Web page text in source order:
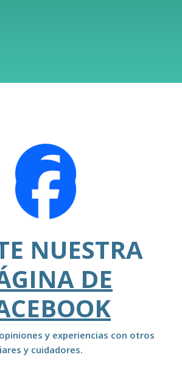
NUESTRA
DE
y experiencias con otros
y cuidadores.